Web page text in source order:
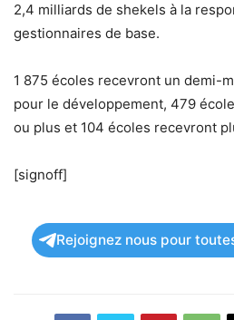
2,4 milliards de shekels à la
gestionnaires de base.
1 875 écoles recevront un demi-
pour le développement, 479
ou plus et 104 écoles recevront
[signoff]
Rejoignez nous pour